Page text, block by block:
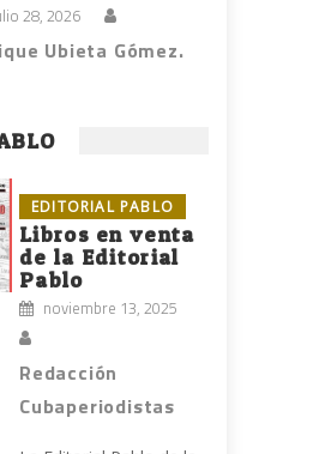
28, 2026
Ubieta Gómez.
EDITORIAL PABLO
Libros en venta
de la Editorial
Pablo
noviembre 13, 2025
Redacción
Cubaperiodistas